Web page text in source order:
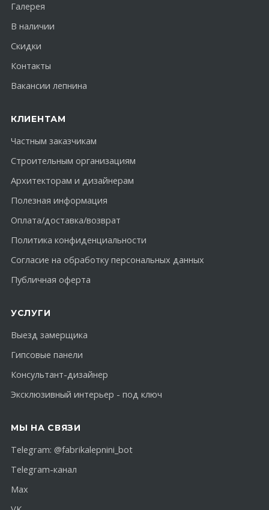
Галерея
В наличии
Скидки
Контакты
Вакансии лепнина
КЛИЕНТАМ
Частным заказчикам
Строительным организациям
Архитекторам и дизайнерам
Полезная информация
Оплата/доставка/возврат
Политика конфиденциальности
Согласие на обработку персональных данных
Публичная оферта
УСЛУГИ
Выезд замерщика
Гипсовые панели
Консультант-дизайнер
Эксклюзивный интерьер - под ключ
МЫ НА СВЯЗИ
Telegram: @fabrikalepnini_bot
Telegram-канал
Max